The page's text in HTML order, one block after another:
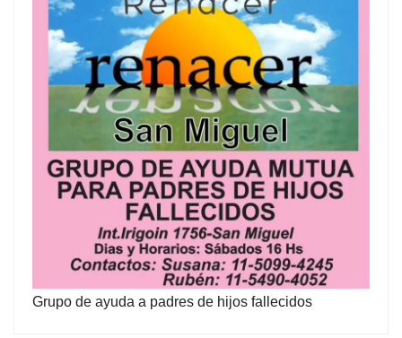
Grupo de ayuda a padres de hijos fallecidos